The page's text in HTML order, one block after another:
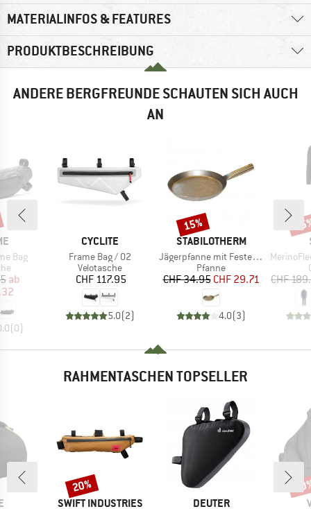
MATERIALINFOS & FEATURES
PRODUKTBESCHREIBUNG
ANDERE BERGFREUNDE SCHAUTEN SICH AUCH
AN
Bag
Preis
ab
(0)
MARKE
CYCLITE
Artikel
Frame Bag / 02
Produktgruppe
Velotasche
Preis
CHF 117.95
5.0(2)
MARKE
STABILOTHERM
Artikel
Jägerpfanne mit Festen Griff Offen
Produktgruppe
Pfanne
Preis
CHF 34.95reduzierter Preis
CHF 29.71
4.0(3)
Rabatt
15%
Artikel
CHF
RAHMENTASCHEN TOPSELLER
MARKE
SWIFT INDUSTRIES
Rabatt
20%
MARKE
DEUTER